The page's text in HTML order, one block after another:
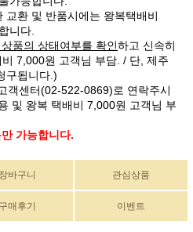
교환 및 반품시에는 왕복택배비
니다.
품의 상태여부를 확인하고 신속히
7,000원 고객님 부담. / 단, 제주
구됩니다.)
객센터(02-522-0869)로 연락주시
및 왕복 택배비 7,000원 고객님 부
가능합니다.
장바구니 관심상품
구매후기 이벤트